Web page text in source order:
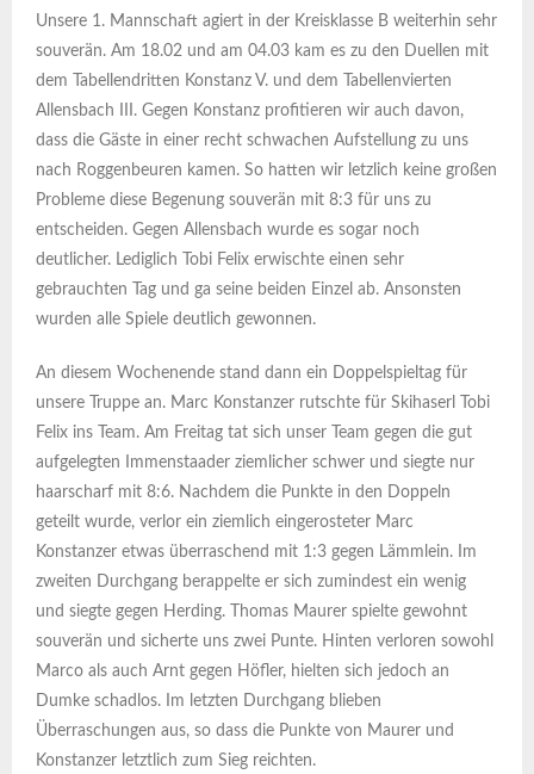
Unsere 1. Mannschaft agiert in der Kreisklasse B weiterhin sehr
souverän. Am 18.02 und am 04.03 kam es zu den Duellen mit
dem Tabellendritten Konstanz V. und dem Tabellenvierten
Allensbach III. Gegen Konstanz profitieren wir auch davon,
dass die Gäste in einer recht schwachen Aufstellung zu uns
nach Roggenbeuren kamen. So hatten wir letzlich keine großen
Probleme diese Begenung souverän mit 8:3 für uns zu
entscheiden. Gegen Allensbach wurde es sogar noch
deutlicher. Lediglich Tobi Felix erwischte einen sehr
gebrauchten Tag und ga seine beiden Einzel ab. Ansonsten
wurden alle Spiele deutlich gewonnen.
An diesem Wochenende stand dann ein Doppelspieltag für
unsere Truppe an. Marc Konstanzer rutschte für Skihaserl Tobi
Felix ins Team. Am Freitag tat sich unser Team gegen die gut
aufgelegten Immenstaader ziemlicher schwer und siegte nur
haarscharf mit 8:6. Nachdem die Punkte in den Doppeln
geteilt wurde, verlor ein ziemlich eingerosteter Marc
Konstanzer etwas überraschend mit 1:3 gegen Lämmlein. Im
zweiten Durchgang berappelte er sich zumindest ein wenig
und siegte gegen Herding. Thomas Maurer spielte gewohnt
souverän und sicherte uns zwei Punte. Hinten verloren sowohl
Marco als auch Arnt gegen Höfler, hielten sich jedoch an
Dumke schadlos. Im letzten Durchgang blieben
Überraschungen aus, so dass die Punkte von Maurer und
Konstanzer letztlich zum Sieg reichten.